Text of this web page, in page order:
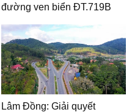
đường ven biển ĐT.719B
Lâm Đồng: Giải quyết